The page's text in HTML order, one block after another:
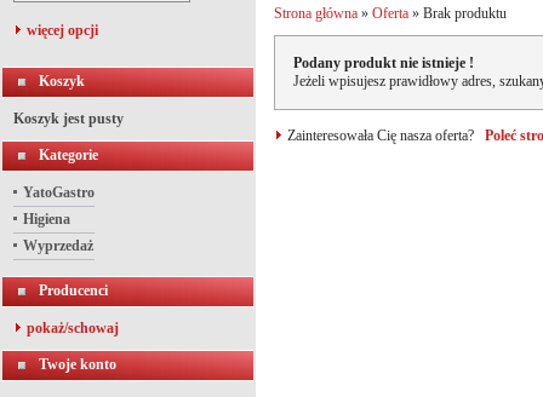
więcej opcji
Koszyk
Koszyk jest pusty
Kategorie
YatoGastro
Higiena
Wyprzedaż
Producenci
pokaż/schowaj
Twoje konto
Strona główna » Oferta » Brak produktu
Podany produkt nie istnieje !
Jeżeli wpisujesz prawidłowy adres,
Zainteresowała Cię nasza oferta? Poleć